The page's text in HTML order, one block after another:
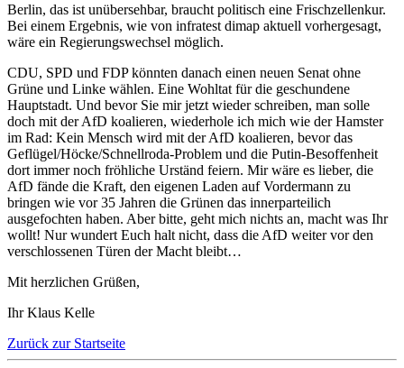
Berlin, das ist unübersehbar, braucht politisch eine Frischzellenkur.
Bei einem Ergebnis, wie von infratest dimap aktuell vorhergesagt,
wäre ein Regierungswechsel möglich.
CDU, SPD und FDP könnten danach einen neuen Senat ohne
Grüne und Linke wählen. Eine Wohltat für die geschundene
Hauptstadt. Und bevor Sie mir jetzt wieder schreiben, man solle
doch mit der AfD koalieren, wiederhole ich mich wie der Hamster
im Rad: Kein Mensch wird mit der AfD koalieren, bevor das
Geflügel/Höcke/Schnellroda-Problem und die Putin-Besoffenheit
dort immer noch fröhliche Urständ feiern. Mir wäre es lieber, die
AfD fände die Kraft, den eigenen Laden auf Vordermann zu
bringen wie vor 35 Jahren die Grünen das innerparteilich
ausgefochten haben. Aber bitte, geht mich nichts an, macht was Ihr
wollt! Nur wundert Euch halt nicht, dass die AfD weiter vor den
verschlossenen Türen der Macht bleibt…
Mit herzlichen Grüßen,
Ihr Klaus Kelle
Zurück zur Startseite